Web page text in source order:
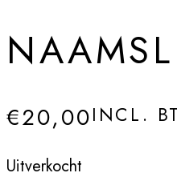
€20,00INCL.
Uitverkocht